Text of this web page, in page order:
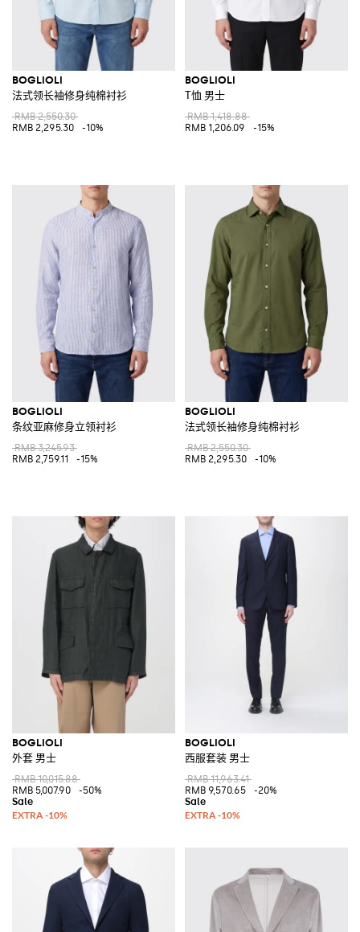
BOGLIOLI
法式领长袖修身纯棉衬衫
RMB 2,550.30
RMB 2,295.30
-10%
BOGLIOLI
T恤 男士
RMB 1,418.88
RMB 1,206.09
-15%
BOGLIOLI
条纹亚麻修身立领衬衫
RMB 3,245.93
RMB 2,759.11
-15%
BOGLIOLI
法式领长袖修身纯棉衬衫
RMB 2,550.30
RMB 2,295.30
-10%
BOGLIOLI
外套 男士
RMB 10,015.88
RMB 5,007.90
-50%
BOGLIOLI
西服套装 男士
RMB 11,963.41
RMB 9,570.65
-20%